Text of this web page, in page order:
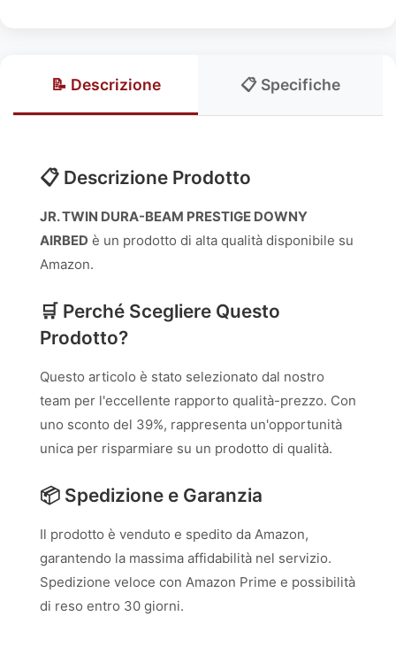
📝 Descrizione 📋 Specifiche
📋 Descrizione Prodotto
JR. TWIN DURA-BEAM PRESTIGE DOWNY
AIRBED è un prodotto di alta qualità disponibile su
Amazon.
🛒 Perché Scegliere Questo
Prodotto?
Questo articolo è stato selezionato dal nostro
team per l'eccellente rapporto qualità-prezzo. Con
uno sconto del 39%, rappresenta un'opportunità
unica per risparmiare su un prodotto di qualità.
📦 Spedizione e Garanzia
Il prodotto è venduto e spedito da Amazon,
garantendo la massima affidabilità nel servizio.
Spedizione veloce con Amazon Prime e possibilità
di reso entro 30 giorni.